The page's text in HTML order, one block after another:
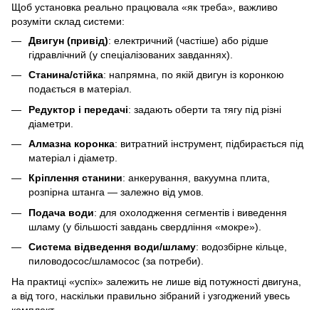
Щоб установка реально працювала «як треба», важливо
розуміти склад системи:
Двигун (привід): електричний (частіше) або рідше
гідравлічний (у спеціалізованих завданнях).
Станина/стійка: напрямна, по якій двигун із коронкою
подається в матеріал.
Редуктор і передачі: задають оберти та тягу під різні
діаметри.
Алмазна коронка: витратний інструмент, підбирається під
матеріал і діаметр.
Кріплення станини: анкерування, вакуумна плита,
розпірна штанга — залежно від умов.
Подача води: для охолодження сегментів і виведення
шламу (у більшості завдань свердління «мокре»).
Система відведення води/шламу: водозбірне кільце,
пиловодосос/шламосос (за потреби).
На практиці «успіх» залежить не лише від потужності двигуна,
а від того, наскільки правильно зібраний і узгоджений увесь